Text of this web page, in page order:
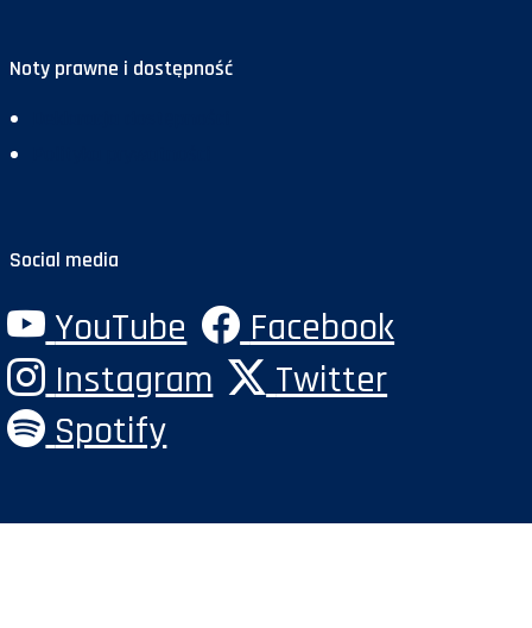
Noty prawne i dostępność
Social media
YouTube
Facebook
Instagram
Twitter
Spotify